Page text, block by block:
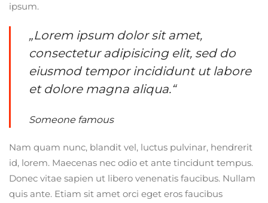
ipsum.
„Lorem ipsum dolor sit amet,
consectetur adipisicing elit, sed do
eiusmod tempor incididunt ut labore
et dolore magna aliqua.“
Someone famous
Nam quam nunc, blandit vel, luctus pulvinar, hendrerit
id, lorem. Maecenas nec odio et ante tincidunt tempus.
Donec vitae sapien ut libero venenatis faucibus. Nullam
quis ante. Etiam sit amet orci eget eros faucibus